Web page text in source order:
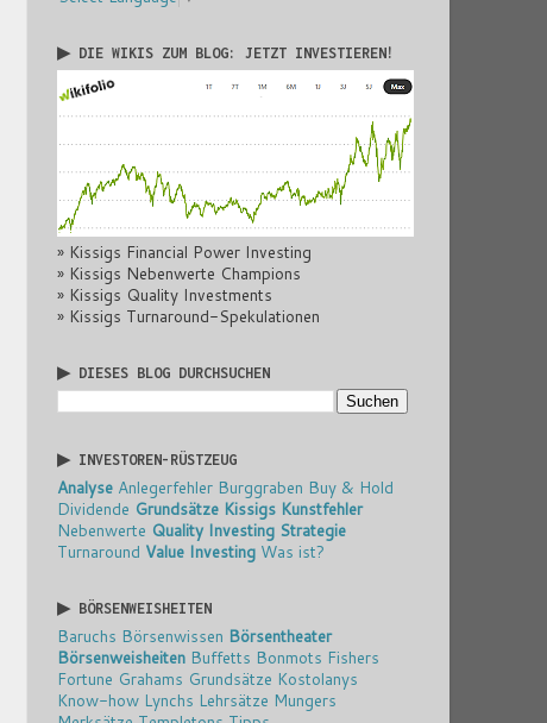
▶ DIE WIKIS ZUM BLOG: JETZT INVESTIEREN!
» Kissigs Financial Power Investing
» Kissigs Nebenwerte Champions
» Kissigs Quality Investments
» Kissigs Turnaround-Spekulationen
▶ DIESES BLOG DURCHSUCHEN
▶ INVESTOREN-RÜSTZEUG
Analyse Anlegerfehler Burggraben Buy & Hold
Dividende Grundsätze Kissigs Kunstfehler
Nebenwerte Quality Investing Strategie
Turnaround Value Investing Was ist?
▶ BÖRSENWEISHEITEN
Baruchs Börsenwissen Börsentheater
Börsenweisheiten Buffetts Bonmots Fishers
Fortune Grahams Grundsätze Kostolanys
Know-how Lynchs Lehrsätze Mungers